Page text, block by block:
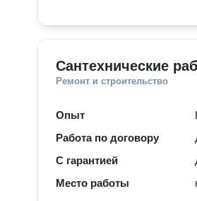
Сантехнические
Ремонт и строительство
Опыт
Работа по договору
С гарантией
Место работы